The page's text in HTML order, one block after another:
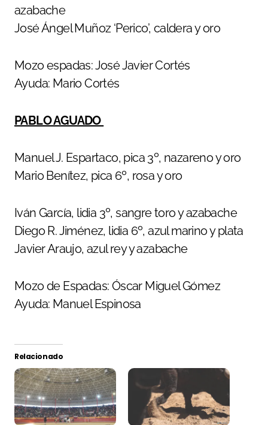
azabache
José Ángel Muñoz ‘Perico’, caldera y oro
Mozo espadas: José Javier Cortés
Ayuda: Mario Cortés
PABLO AGUADO
Manuel J. Espartaco, pica 3º, nazareno y oro
Mario Benítez, pica 6º, rosa y oro
Iván García, lidia 3º, sangre toro y azabache
Diego R. Jiménez, lidia 6º, azul marino y plata
Javier Araujo, azul rey y azabache
Mozo de Espadas: Óscar Miguel Gómez
Ayuda: Manuel Espinosa
Relacionado